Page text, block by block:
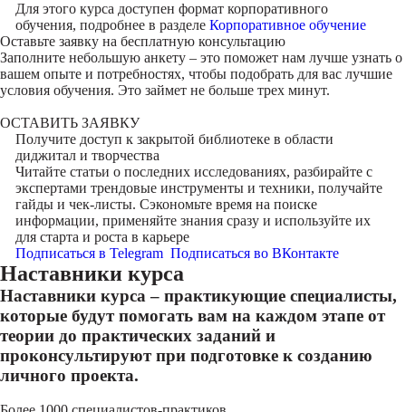
Для этого курса доступен формат корпоративного
обучения, подробнее в разделе Корпоративное обучение
Оставьте заявку на бесплатную консультацию
Заполните небольшую анкету – это поможет нам лучше узнать о
вашем опыте и потребностях, чтобы подобрать для вас лучшие
условия обучения. Это займет не больше трех минут.
ОСТАВИТЬ ЗАЯВКУ
Получите доступ к закрытой библиотекев области
диджитал и творчества
Читайте статьи о последних исследованиях, разбирайте с
экспертами трендовые инструменты и техники, получайте
гайды и чек-листы. Сэкономьте время на поиске
информации, применяйте знания сразу и используйте их
для старта и роста в карьере
Подписаться в Telegram Подписаться во ВКонтакте
Наставники курса
Наставники курса – практикующие специалисты,
которые будут помогать вам на каждом этапе от
теории до практических заданий и
проконсультируют при подготовке к созданию
личного проекта.